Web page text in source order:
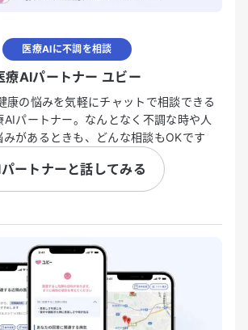
医療AIに不調を相談
療AIパートナー ユビー
康の悩みを気軽にチャットで相談できる
パートナー。なんとなく不調な時や人
みがあるときも、どんな相談もOKです
ートナーと話してみる